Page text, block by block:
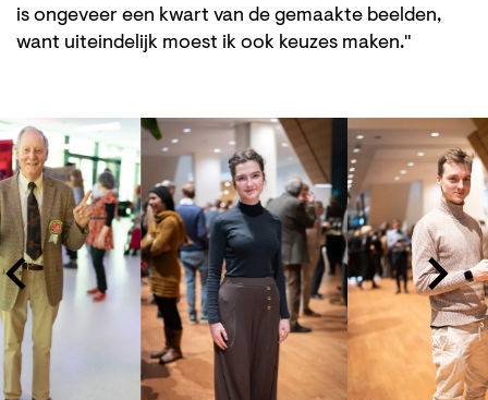
is ongeveer een kwart van de gemaakte beelden,
want uiteindelijk moest ik ook keuzes maken."
Overslaan